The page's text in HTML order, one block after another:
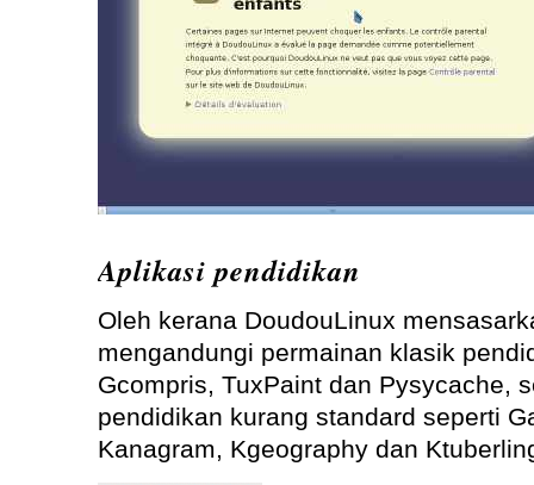
Aplikasi pendidikan
Oleh kerana DoudouLinux
mengandungi permainan klasik
Gcompris, TuxPaint dan Pysycache,
pendidikan kurang standard seperti
Kanagram, Kgeography dan